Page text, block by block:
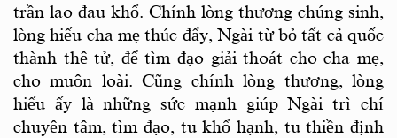
trần lao đau khổ. Chính lòng thương chúng sinh,
lòng hiếu cha mẹ thúc đẩy, Ngài từ bỏ tất cả quốc
thành thê tử, để tìm đạo giải thoát cho cha mẹ,
cho muôn loài. Cũng chính lòng thương, lòng
hiếu ấy là những sức mạnh giúp Ngài trì chí
chuyên tâm, tìm đạo, tu khổ hạnh, tu thiền định